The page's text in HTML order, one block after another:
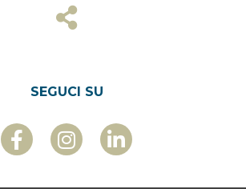
SEGUCI SU